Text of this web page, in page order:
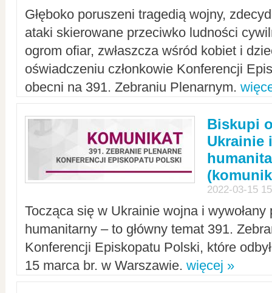
Głęboko poruszeni tragedią wojny,
ataki skierowane przeciwko ludności
ogrom ofiar, zwłaszcza wśród kobiet i
oświadczeniu członkowie Konferencji
obecni na 391. Zebraniu Plenarnym.
Biskupi
Ukrainie
2022-03-15
Tocząca się w Ukrainie wojna i
humanitarny – to główny temat 391.
Konferencji Episkopatu Polski, które
15 marca br. w Warszawie. więcej »